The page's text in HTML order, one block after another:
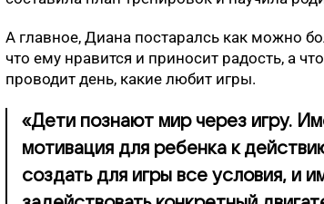
А главное, Диана постаралсь как можно
что ему нравится и приносит радость, а
проводит день, какие любит игры.
«Дети познают мир через игру.
мотивация для ребенка к
создать для игры все условия, и